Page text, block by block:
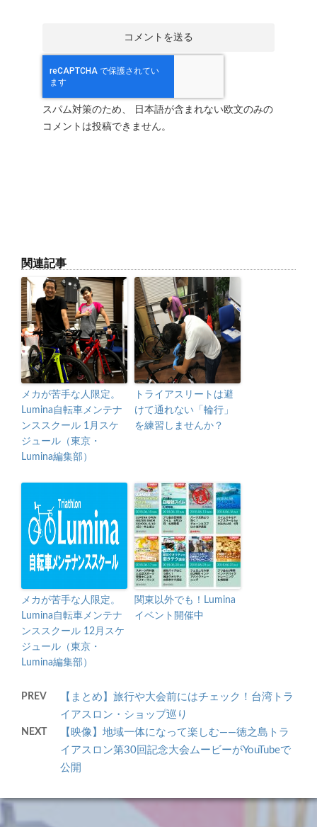
スパム対策のため、 日本語が含まれない欧文のみの
コメントは投稿できません。
関連記事
メカが苦手な人限定。
Lumina自転車メンテナ
ンススクール 1月スケ
ジュール（東京・
Lumina編集部）
トライアスリートは避
けて通れない「輪行」
を練習しませんか？
メカが苦手な人限定。
Lumina自転車メンテナ
ンススクール 12月スケ
ジュール（東京・
Lumina編集部）
関東以外でも！Lumina
イベント開催中
PREV
【まとめ】旅行や大会前にはチェック！台湾トラ
イアスロン・ショップ巡り
NEXT
【映像】地域一体になって楽しむ――徳之島トラ
イアスロン第30回記念大会ムービーがYouTubeで
公開